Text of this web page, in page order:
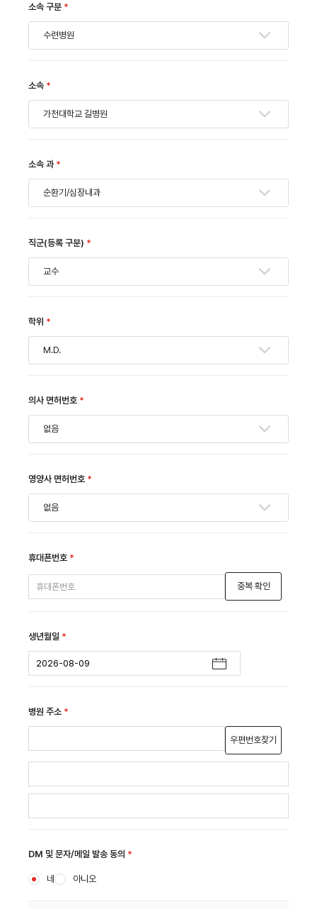
소속 구분 *
수련병원
소속 *
가천대학교 길병원
소속 과 *
순환기/심장내과
직군(등록 구분) *
교수
학위 *
M.D.
의사 면허번호 *
없음
영양사 면허번호 *
없음
휴대폰번호 *
중복 확인
생년월일 *
병원 주소 *
우편번호찾기
DM 및 문자/메일 발송 동의 *
네 아니오